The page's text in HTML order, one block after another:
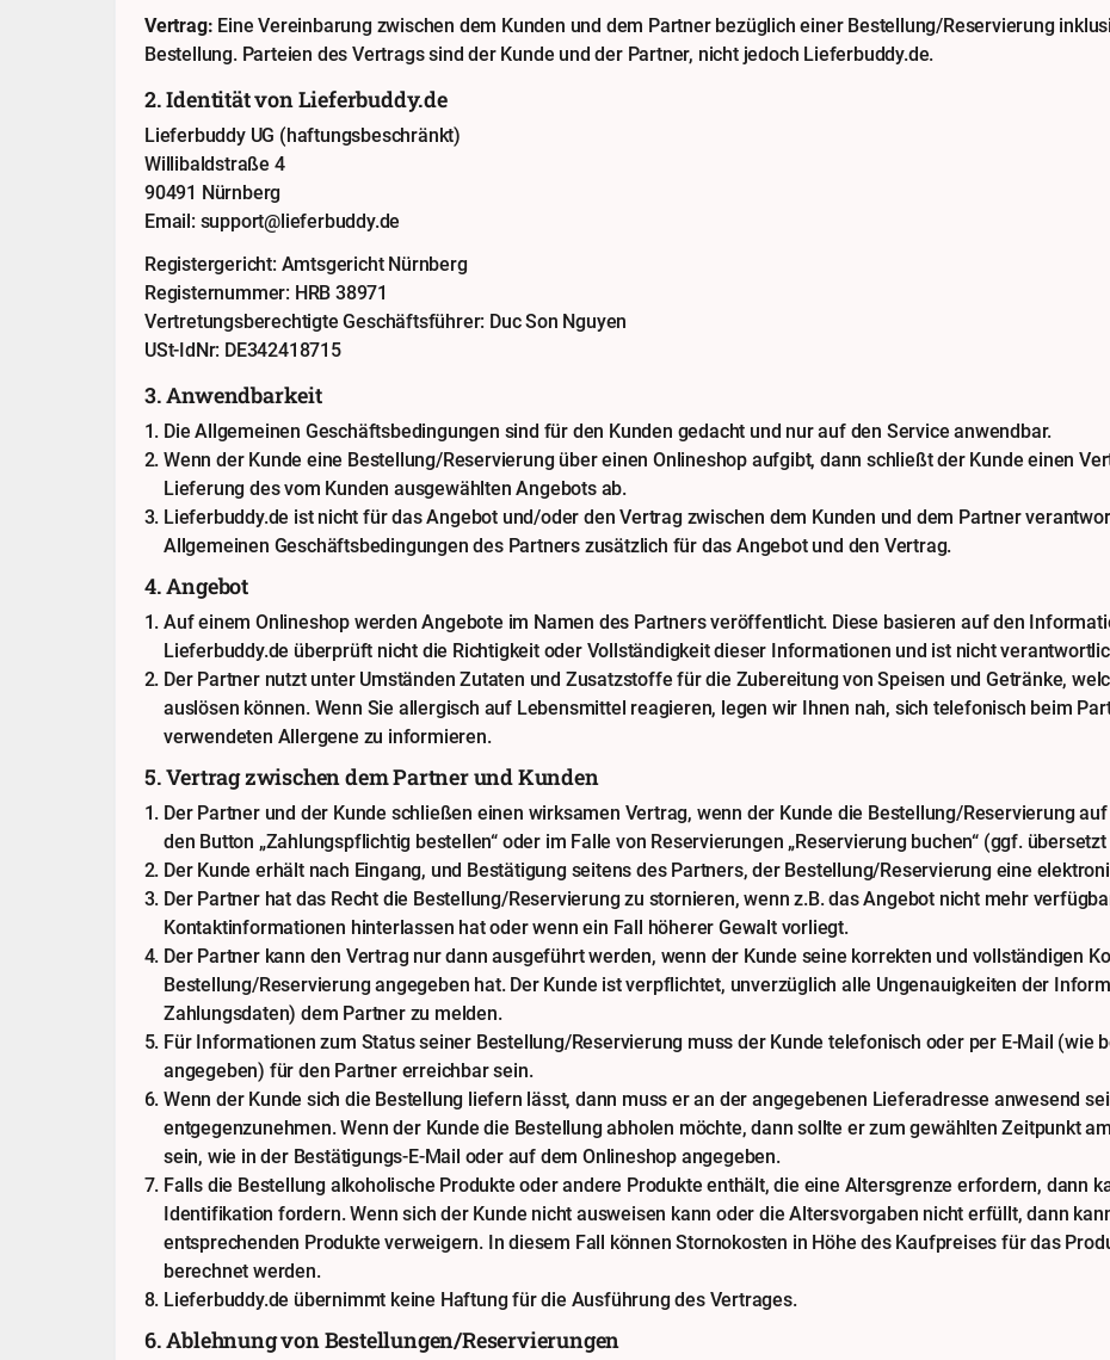
Vertrag: Eine Vereinbarung zwischen dem Kunden und dem Partner bezüglich einer Bestellung/Reservierung
Bestellung. Parteien des Vertrags sind der Kunde und der Partner, nicht jedoch Lieferbuddy.de.
2. Identität von Lieferbuddy.de
Lieferbuddy UG (haftungsbeschränkt)
Willibaldstraße 4
90491 Nürnberg
Email: support@lieferbuddy.de
Registergericht: Amtsgericht Nürnberg
Registernummer: HRB 38971
Vertretungsberechtigte Geschäftsführer: Duc Son Nguyen
USt-IdNr: DE342418715
3. Anwendbarkeit
Die Allgemeinen Geschäftsbedingungen sind für den Kunden gedacht und nur auf den Service anwendbar.
Wenn der Kunde eine Bestellung/Reservierung über einen Onlineshop aufgibt, dann schließt der Kunde einen
Lieferung des vom Kunden ausgewählten Angebots ab.
Lieferbuddy.de ist nicht für das Angebot und/oder den Vertrag zwischen dem Kunden und dem Partner
Allgemeinen Geschäftsbedingungen des Partners zusätzlich für das Angebot und den Vertrag.
4. Angebot
Auf einem Onlineshop werden Angebote im Namen des Partners veröffentlicht. Diese basieren auf den
Lieferbuddy.de überprüft nicht die Richtigkeit oder Vollständigkeit dieser Informationen und ist nicht
Der Partner nutzt unter Umständen Zutaten und Zusatzstoffe für die Zubereitung von Speisen und Getränke,
auslösen können. Wenn Sie allergisch auf Lebensmittel reagieren, legen wir Ihnen nah, sich telefonisch beim
verwendeten Allergene zu informieren.
5. Vertrag zwischen dem Partner und Kunden
Der Partner und der Kunde schließen einen wirksamen Vertrag, wenn der Kunde die Bestellung/Reservierung
den Button „Zahlungspflichtig bestellen“ oder im Falle von Reservierungen „Reservierung buchen“ (ggf.
Der Kunde erhält nach Eingang, und Bestätigung seitens des Partners, der Bestellung/Reservierung eine
Der Partner hat das Recht die Bestellung/Reservierung zu stornieren, wenn z.B. das Angebot nicht mehr
Kontaktinformationen hinterlassen hat oder wenn ein Fall höherer Gewalt vorliegt.
Der Partner kann den Vertrag nur dann ausgeführt werden, wenn der Kunde seine korrekten und vollständigen
Bestellung/Reservierung angegeben hat. Der Kunde ist verpflichtet, unverzüglich alle Ungenauigkeiten der
Zahlungsdaten) dem Partner zu melden.
Für Informationen zum Status seiner Bestellung/Reservierung muss der Kunde telefonisch oder per E-Mail (wie
angegeben) für den Partner erreichbar sein.
Wenn der Kunde sich die Bestellung liefern lässt, dann muss er an der angegebenen Lieferadresse anwesend
entgegenzunehmen. Wenn der Kunde die Bestellung abholen möchte, dann sollte er zum gewählten Zeitpunkt
sein, wie in der Bestätigungs-E-Mail oder auf dem Onlineshop angegeben.
Falls die Bestellung alkoholische Produkte oder andere Produkte enthält, die eine Altersgrenze erfordern, dann
Identifikation fordern. Wenn sich der Kunde nicht ausweisen kann oder die Altersvorgaben nicht erfüllt, dann
entsprechenden Produkte verweigern. In diesem Fall können Stornokosten in Höhe des Kaufpreises für das
berechnet werden.
Lieferbuddy.de übernimmt keine Haftung für die Ausführung des Vertrages.
6. Ablehnung von Bestellungen/Reservierungen